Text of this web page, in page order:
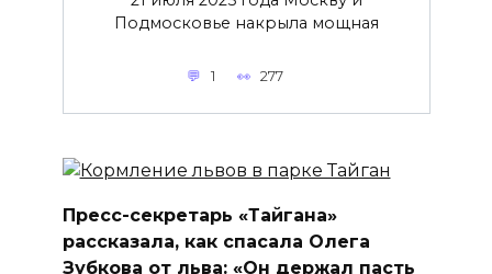
Подмосковье накрыла мощная
1 277
Пресс-секретарь «Тайгана»
рассказала, как спасала Олега
Зубкова от льва: «Он держал пасть